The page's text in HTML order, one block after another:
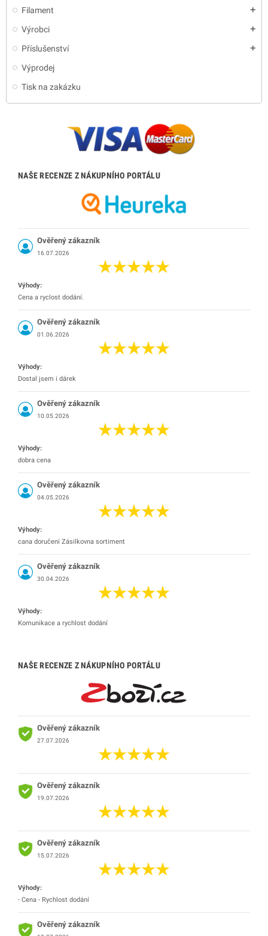
Filament
add
Výrobci add
Příslušenství add
Výprodej
Tisk na zakázku
NAŠE RECENZE Z NÁKUPNÍHO PORTÁLU
Ověřený zákazník
16.07.2026
Výhody:
Cena a ryclost dodání.
Ověřený zákazník
01.06.2026
Výhody:
Dostal jsem i dárek
Ověřený zákazník
10.05.2026
Výhody:
dobra cena
Ověřený zákazník
04.05.2026
Výhody:
cana doručení Zásilkovna sortiment
Ověřený zákazník
30.04.2026
Výhody:
Komunikace a rychlost dodání
NAŠE RECENZE Z NÁKUPNÍHO PORTÁLU
Ověřený zákazník
27.07.2026
Ověřený zákazník
19.07.2026
Ověřený zákazník
15.07.2026
Výhody:
- Cena - Rychlost dodání
Ověřený zákazník